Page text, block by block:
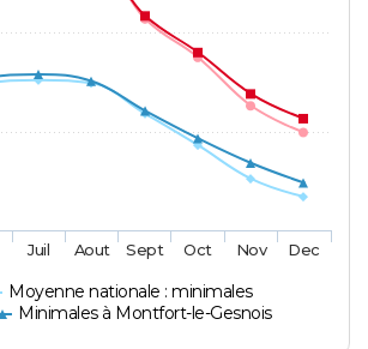
Moyenne nationale : minimales
Minimales à Montfort-le-Gesnois
Juil Aout Sept Oct Nov Dec